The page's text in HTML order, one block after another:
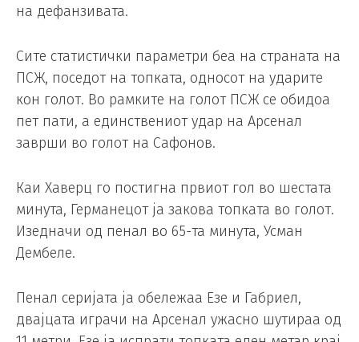
на дефанзивата.
Сите статистички параметри беа на страната на
ПСЖ, поседот на топката, односот на ударите
кон голот. Во рамките на голот ПСЖ се обидоа
пет пати, а единствениот удар на Арсенал
заврши во голот на Сафонов.
Каи Хаверц го постигна првиот гол во шестата
минута, Германецот ја закова топката во голот.
Изедначи од пенал во 65-та минута, Усман
Дембеле.
Пенал серијата ја обележаа Езе и Габриел,
двајцата играчи на Арсенал ужасно шутираа од